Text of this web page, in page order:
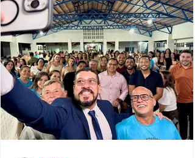
mais este ano, caso se confirme a
expectativa da votação de Fabíola Mansur,
nome defendido por Luluca para estadual,
sendo a mais votada dentro do núcleo
político governista que tem dois nomes na
disputa, o nome do prefeito e Fabíola,
candidata de Luluca. Luluca conaeguiu ao
longo dos anos montar